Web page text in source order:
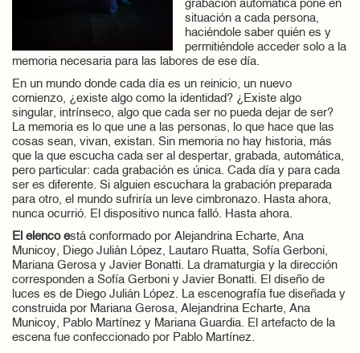
grabación automática pone en
situación a cada persona,
haciéndole saber quién es y
permitiéndole acceder solo a la
memoria necesaria para las labores de ese día.
En un mundo donde cada día es un reinicio, un nuevo
comienzo, ¿existe algo como la identidad? ¿Existe algo
singular, intrínseco, algo que cada ser no pueda dejar de ser?
La memoria es lo que une a las personas, lo que hace que las
cosas sean, vivan, existan. Sin memoria no hay historia, más
que la que escucha cada ser al despertar, grabada, automática,
pero particular: cada grabación es única. Cada día y para cada
ser es diferente. Si alguien escuchara la grabación preparada
para otro, el mundo sufriría un leve cimbronazo. Hasta ahora,
nunca ocurrió. El dispositivo nunca falló. Hasta ahora.
El elenco está conformado por Alejandrina Echarte, Ana
Municoy, Diego Julián López, Lautaro Ruatta, Sofía Gerboni,
Mariana Gerosa y Javier Bonatti. La dramaturgia y la dirección
corresponden a Sofía Gerboni y Javier Bonatti. El diseño de
luces es de Diego Julián López. La escenografía fue diseñada y
construida por Mariana Gerosa, Alejandrina Echarte, Ana
Municoy, Pablo Martínez y Mariana Guardia. El artefacto de la
escena fue confeccionado por Pablo Martínez.